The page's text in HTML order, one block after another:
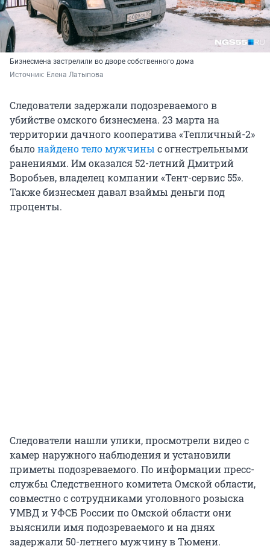
Бизнесмена застрелили во дворе собственного дома
Источник: Елена Латыпова
Следователи задержали подозреваемого в
убийстве омского бизнесмена. 23 марта на
территории дачного кооператива «Тепличный-2»
былонайдено тело мужчины с огнестрельными
ранениями. Им оказался 52-летний Дмитрий
Воробьев, владелец компании «Тент-сервис 55».
Также бизнесмен давал взаймы деньги под
проценты.
Следователи нашли улики, просмотрели видео с
камер наружного наблюдения и установили
приметы подозреваемого. По информации пресс-
службы Следственного комитета Омской области,
совместно с сотрудниками уголовного розыска
УМВД и УФСБ России по Омской области они
выяснили имя подозреваемого и на днях
задержали 50-летнего мужчину в Тюмени.